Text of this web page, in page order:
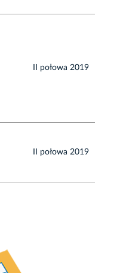
II połowa 2019
II połowa 2019